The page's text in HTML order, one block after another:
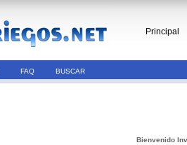
Principal
FAQ BUSCAR
Bienvenido